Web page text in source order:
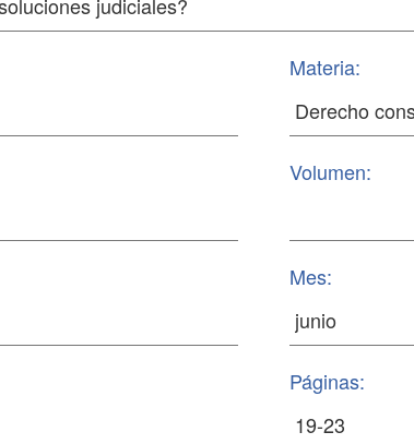
Materia:
Volumen:
Mes:
Páginas: